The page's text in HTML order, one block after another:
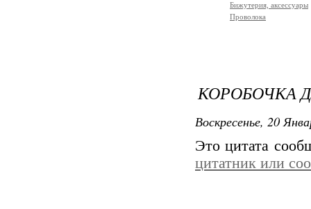
Бижутерия, аксессуары
Проволока
КОРОБОЧКА
Воскресенье, 20
Это цитата
цитатник или